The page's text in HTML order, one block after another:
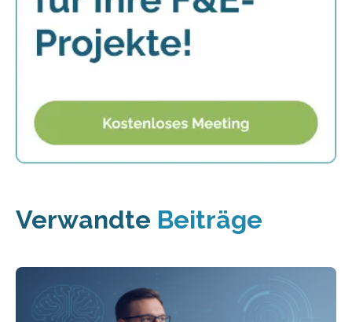
Verwandte Beiträge